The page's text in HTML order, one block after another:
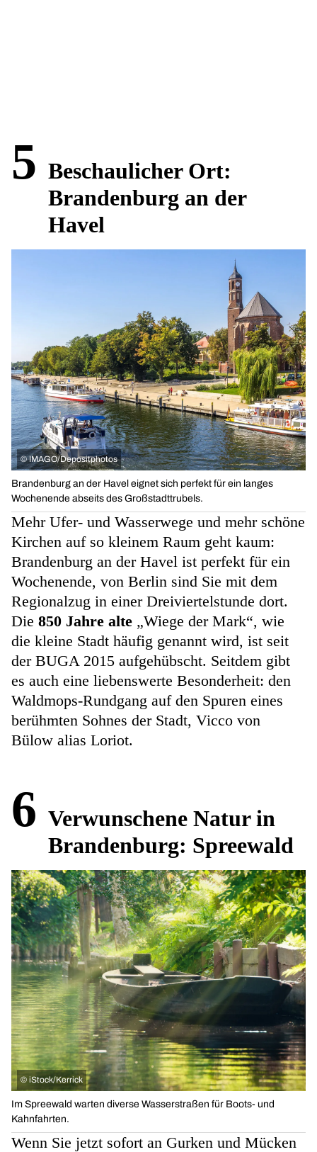
5 Beschaulicher Ort:
Brandenburg an der
Havel
© IMAGO/Depositphotos
Brandenburg an der Havel eignet sich perfekt für ein langes
Wochenende abseits des Großstadttrubels.
Mehr Ufer- und Wasserwege und mehr schöne
Kirchen auf so kleinem Raum geht kaum:
Brandenburg an der Havel ist perfekt für ein
Wochenende, von Berlin sind Sie mit dem
Regionalzug in einer Dreiviertelstunde dort.
Die 850 Jahre alte „Wiege der Mark“, wie
die kleine Stadt häufig genannt wird, ist seit
der BUGA 2015 aufgehübscht. Seitdem gibt
es auch eine liebenswerte Besonderheit: den
Waldmops-Rundgang auf den Spuren eines
berühmten Sohnes der Stadt, Vicco von
Bülow alias Loriot.
6 Verwunschene Natur in
Brandenburg: Spreewald
© iStock/Kerrick
Im Spreewald warten diverse Wasserstraßen für Boots- und
Kahnfahrten.
Wenn Sie jetzt sofort an Gurken und Mücken